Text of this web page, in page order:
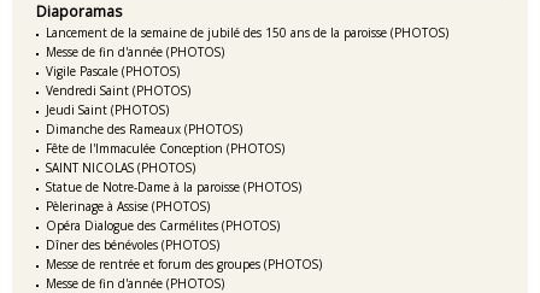
Diaporamas
Lancement de la semaine de jubilé des 150 ans de la paroisse (PHOTOS)
Messe de fin d'année (PHOTOS)
Vigile Pascale (PHOTOS)
Vendredi Saint (PHOTOS)
Jeudi Saint (PHOTOS)
Dimanche des Rameaux (PHOTOS)
Fête de l'Immaculée Conception (PHOTOS)
SAINT NICOLAS (PHOTOS)
Statue de Notre-Dame à la paroisse (PHOTOS)
Pèlerinage à Assise (PHOTOS)
Opéra Dialogue des Carmélites (PHOTOS)
Dîner des bénévoles (PHOTOS)
Messe de rentrée et forum des groupes (PHOTOS)
Messe de fin d'année (PHOTOS)